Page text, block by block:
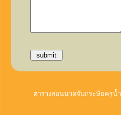
ตารางสอนนวดจับกระษัยครูน้ำ